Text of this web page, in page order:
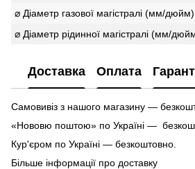
⌀ Діаметр газової магістралі (мм/дюйм)
⌀ Діаметр рідинної магістралі (мм/
Доставка Оплата
Самовивіз з нашого магазину —
«Нововю поштою» по Україні —
Кур'єром по Україні — безкоштовно.
Більше інформації про доставку